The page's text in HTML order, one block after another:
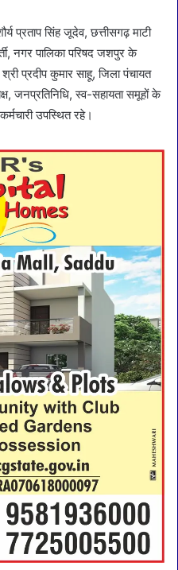
प्रताप सिंह जूदेव, छत्तीसगढ़ माटी
नगर पालिका परिषद जशपुर के
प्रदीप कुमार साहू, जिला पंचायत
जनप्रतिनिधि, स्व-सहायता समूहों के
उपस्थित रहे।